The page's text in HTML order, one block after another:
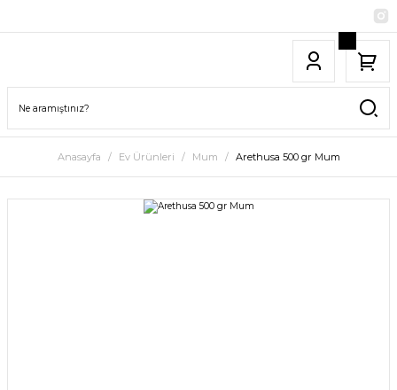
Anasayfa Ev Ürünleri Mum Arethusa 500 gr Mum